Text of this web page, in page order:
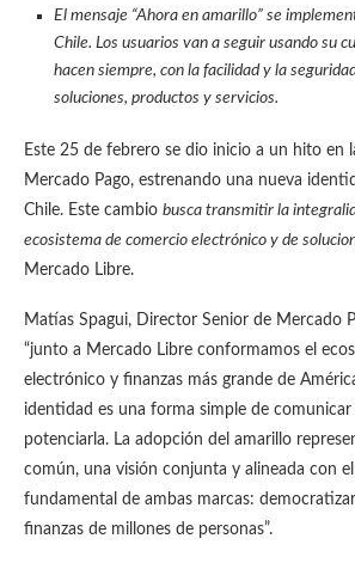
El mensaje “Ahora en amarillo” se
Chile. Los usuarios van a seguir usando su
hacen siempre, con la facilidad y la
soluciones, productos y servicios.
Este 25 de febrero se dio inicio a un hito en
Mercado Pago, estrenando una nueva
Chile. Este cambio busca transmitir la
ecosistema de comercio electrónico y de
Mercado Libre.
Matías Spagui, Director Senior de Mercado
“junto a Mercado Libre conformamos el
electrónico y finanzas más grande de
identidad es una forma simple de
potenciarla. La adopción del amarillo
común, una visión conjunta y alineada con
fundamental de ambas marcas:
finanzas de millones de personas”.